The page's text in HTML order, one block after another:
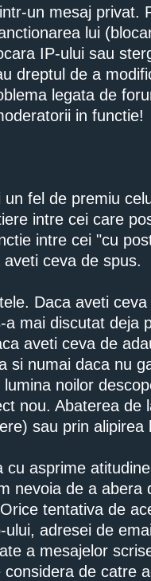
un mesaj privat.
lui
IP-ului sau
dreptul de a
legata de
in functie!
fel de premiu
intre cei care
intre cei "cu
ceva de spus.
Daca aveti
a mai discutat deja
aveti ceva de
si numai daca nu
noilor
nou. Abaterea de
sau prin
cu asprime
nevoia de a
tentativa de
ului, adresei de
a mesajelor
considera de catre